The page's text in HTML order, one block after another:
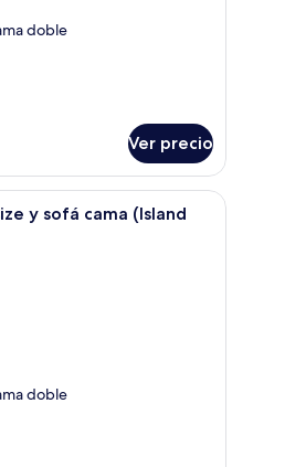
doble
Ver precio
un sofá, una silla, un escritorio, una
Habitación de hotel con una cama grande,
y sofá cama (Island
doble